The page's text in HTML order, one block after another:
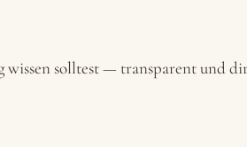
wissen solltest — transparent und